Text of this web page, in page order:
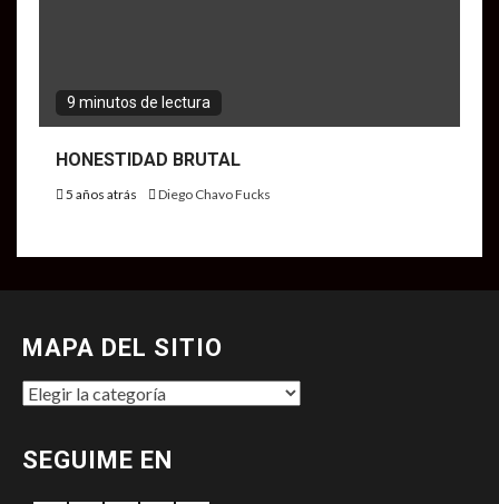
9 minutos de lectura
HONESTIDAD BRUTAL
5 años atrás Diego Chavo Fucks
MAPA DEL SITIO
MAPA
SITIO
SEGUIME EN